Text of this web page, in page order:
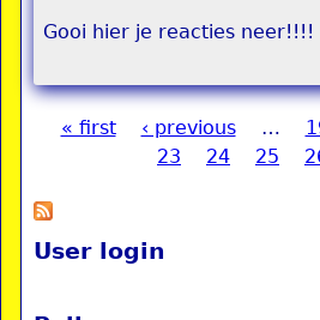
Gooi hier je reacties neer!!!!
« first ‹ previous …
23
24 25
User login